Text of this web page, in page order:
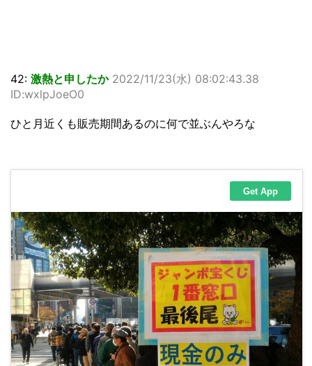
42: 激熱と申したか 2022/11/23(水) 08:02:43.38
ID:wxlpJoeO0
ひと月近くも販売期間あるのに何で並ぶんやろな